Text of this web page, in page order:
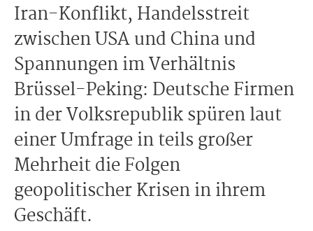
Iran-Konflikt, Handelsstreit
zwischen USA und China und
Spannungen im Verhältnis
Brüssel-Peking: Deutsche Firmen
in der Volksrepublik spüren laut
einer Umfrage in teils großer
Mehrheit die Folgen
geopolitischer Krisen in ihrem
Geschäft.